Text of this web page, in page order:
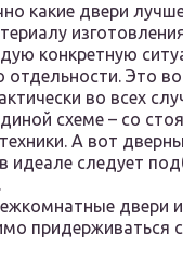
какие двери
конкретную
отдельности. Это
во всех
схеме – со
А вот
идеале следует
двери
придерживаться